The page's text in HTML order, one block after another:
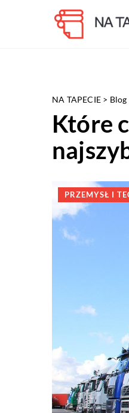
NA TAPECIE > Blog
Które
PRZEMYSŁ I